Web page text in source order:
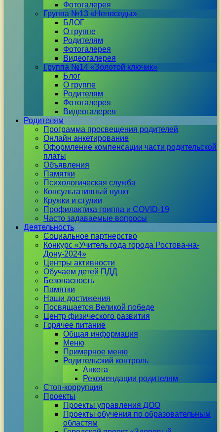
Фотогалерея
Группа №13 «Непоседы»
БЛОГ
О группе
Родителям
Фотогалерея
Видеогалерея
Группа №14 «Золотой ключик»
Блог
О группе
Родителям
Фотогалерея
Видеогалерея
Родителям
Программа просвещения родителей
Онлайн анкетирование
Оформление компенсации части родительской
платы
Объявления
Памятки
Психологическая служба
Консультативный пункт
Кружки и студии
Профилактика гриппа и COVID-19
Часто задаваемые вопросы
Деятельность
Социальное партнерство
Конкурс «Учитель года города Ростова-на-
Дону-2024»
Центры активности
Обучаем детей ПДД
Безопасность
Памятки
Наши достижения
Посвящается Великой победе
Центр физического развития
Горячее питание
Общая информация
Меню
Примерное меню
Родительский контроль
Анкета
Рекомендации родителям
Стоп-коррупция
Проекты
Проекты управления ДОО
Проекты обучения по образовательным
областям